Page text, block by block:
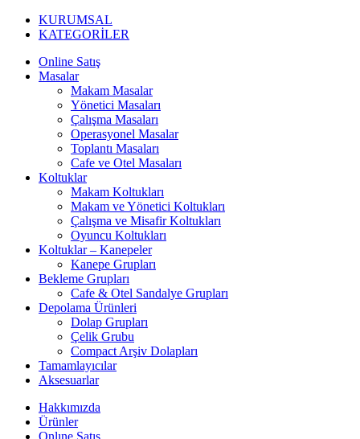
KURUMSAL
KATEGORİLER
Online Satış
Masalar
Makam Masalar
Yönetici Masaları
Çalışma Masaları
Operasyonel Masalar
Toplantı Masaları
Cafe ve Otel Masaları
Koltuklar
Makam Koltukları
Makam ve Yönetici Koltukları
Çalışma ve Misafir Koltukları
Oyuncu Koltukları
Koltuklar – Kanepeler
Kanepe Grupları
Bekleme Grupları
Cafe & Otel Sandalye Grupları
Depolama Ürünleri
Dolap Grupları
Çelik Grubu
Compact Arşiv Dolapları
Tamamlayıcılar
Aksesuarlar
Hakkımızda
Ürünler
Onlıne Satış